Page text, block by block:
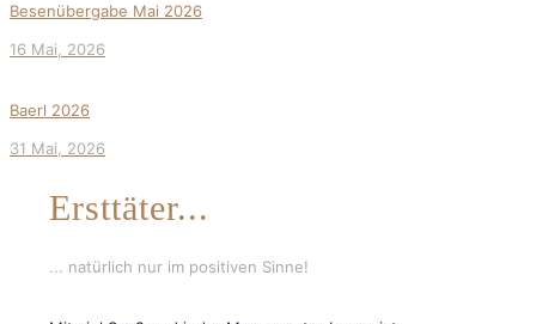
Besenübergabe Mai 2026
16 Mai, 2026
Baerl 2026
31 Mai, 2026
Ersttäter...
... natürlich nur im positiven Sinne!